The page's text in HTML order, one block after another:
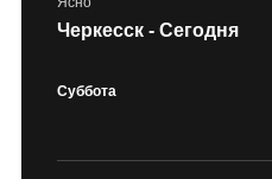
Черкесск - Сегодня
Суббота